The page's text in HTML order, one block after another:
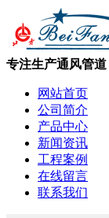
专注生产通风管道
网站首页
公司简介
产品中心
新闻资讯
工程案例
在线留言
联系我们